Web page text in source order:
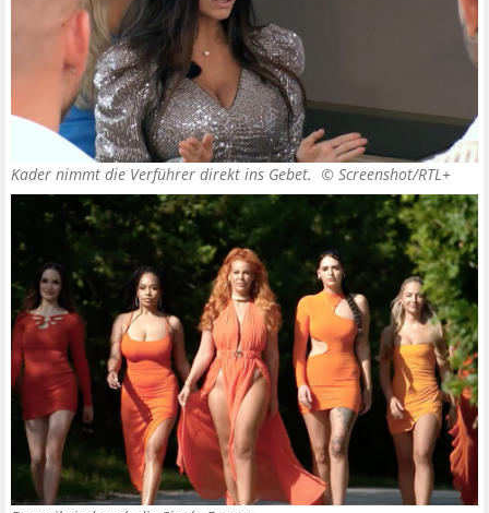
Kader nimmt die Verführer direkt ins Gebet. © Screenshot/RTL+